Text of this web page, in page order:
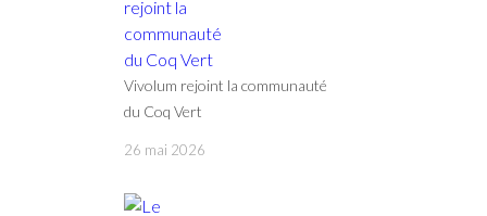
Vivolum rejoint la communauté
du Coq Vert
26 mai 2026